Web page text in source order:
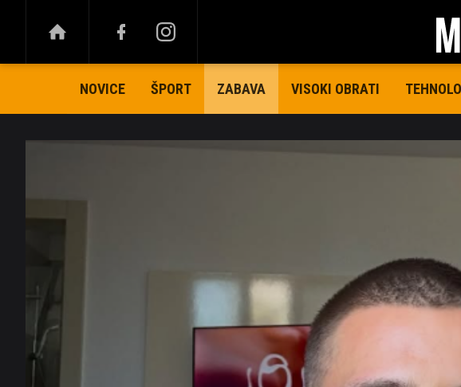
NOVICE ŠPORT ZABAVA VISOKI OBRATI